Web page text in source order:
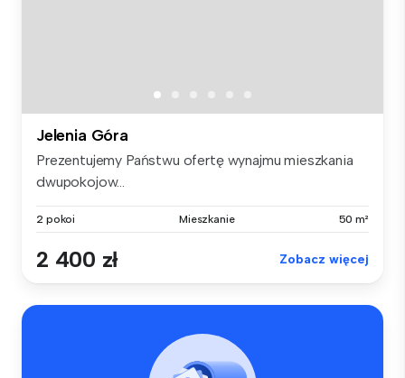
Jelenia Góra
Prezentujemy Państwu ofertę wynajmu mieszkania
dwupokojow...
2 pokoi Mieszkanie 50 m²
2 400 zł Zobacz więcej